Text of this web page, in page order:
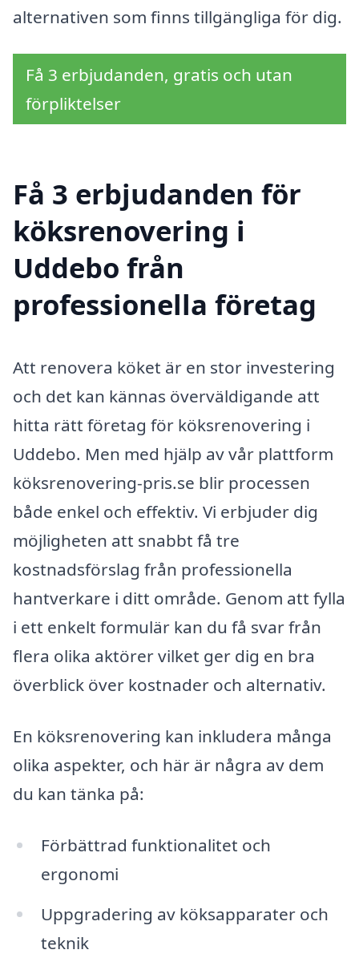
alternativen som finns tillgängliga för dig.
Få 3 erbjudanden, gratis och utan
förpliktelser
Få 3 erbjudanden för
köksrenovering i
Uddebo från
professionella företag
Att renovera köket är en stor investering
och det kan kännas överväldigande att
hitta rätt företag för köksrenovering i
Uddebo. Men med hjälp av vår plattform
köksrenovering-pris.se blir processen
både enkel och effektiv. Vi erbjuder dig
möjligheten att snabbt få tre
kostnadsförslag från professionella
hantverkare i ditt område. Genom att fylla
i ett enkelt formulär kan du få svar från
flera olika aktörer vilket ger dig en bra
överblick över kostnader och alternativ.
En köksrenovering kan inkludera många
olika aspekter, och här är några av dem
du kan tänka på:
Förbättrad funktionalitet och
ergonomi
Uppgradering av köksapparater och
teknik